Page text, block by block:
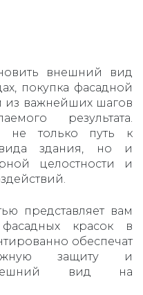
внешний вид
покупка фасадной
из важнейших шагов
результата.
не только путь к
здания, но и
целостности и
представляет вам
красок в
обеспечат
защиту и
вид на